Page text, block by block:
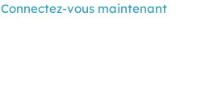
Connectez-vous maintenant